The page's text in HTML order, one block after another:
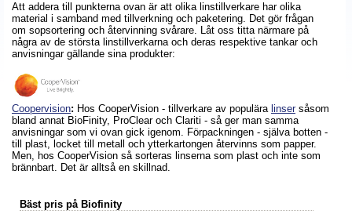
Att addera till punkterna ovan är att olika linstillverkare har olika
material i samband med tillverkning och paketering. Det gör frågan
om sopsortering och återvinning svårare. Låt oss titta närmare på
några av de största linstillverkarna och deras respektive tankar och
anvisningar gällande sina produkter:
Coopervision: Hos CooperVision - tillverkare av populära linsersåsom
bland annat BioFinity, ProClear och Clariti - så ger man samma
anvisningar som vi ovan gick igenom. Förpackningen - själva botten -
till plast, locket till metall och ytterkartongen återvinns som papper.
Men, hos CooperVision så sorteras linserna som plast och inte som
brännbart. Det är alltså en skillnad.
Bäst pris på Biofinity